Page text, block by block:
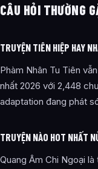
CÂU HỎI THƯỜNG
TRUYỆN TIÊN HIỆP HAY
Phàm Nhân Tu Tiên
nhất 2026 với 2,448
adaptation đang phát
TRUYỆN NÀO HOT NHẤT
Quang Âm Chi Ngoại